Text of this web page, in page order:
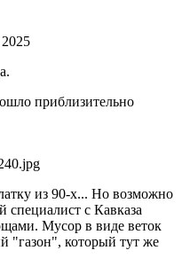
приблизительно
из 90-х... Но возможно
специалист с Кавказа
Мусор в виде веток
"газон", который тут же